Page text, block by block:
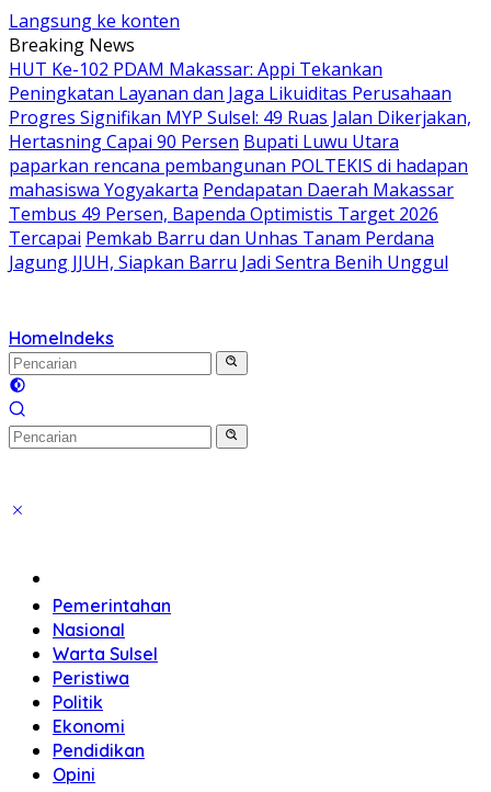
Langsung ke konten
Breaking News
HUT Ke-102 PDAM Makassar: Appi Tekankan
Peningkatan Layanan dan Jaga Likuiditas Perusahaan
Progres Signifikan MYP Sulsel: 49 Ruas Jalan Dikerjakan,
Hertasning Capai 90 Persen Bupati Luwu Utara
paparkan rencana pembangunan POLTEKIS di hadapan
mahasiswa Yogyakarta Pendapatan Daerah Makassar
Tembus 49 Persen, Bapenda Optimistis Target 2026
Tercapai Pemkab Barru dan Unhas Tanam Perdana
Jagung JJUH, Siapkan Barru Jadi Sentra Benih Unggul
HomeIndeks
Pemerintahan
Nasional
Warta Sulsel
Peristiwa
Politik
Ekonomi
Pendidikan
Opini